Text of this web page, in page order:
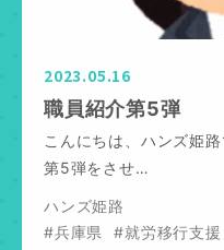
2023.05.16
職員紹介第5弾
こんにちは、ハンズ姫
第5弾をさせ…
ハンズ姫路
#兵庫県
#就労移行支援